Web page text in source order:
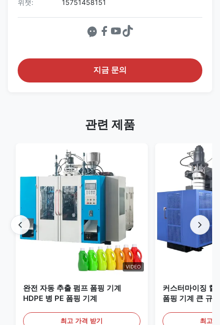
위챗:
15751458151
지금 문의
관련 제품
VIDEO
완전 자동 추출 펌프 폼핑 기계
HDPE 병 PE 폼핑 기계
최고 가격 받기
커스터마이징 할
폼핑 기계 큰 규
최고